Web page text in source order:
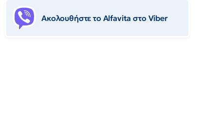
Ακολουθήστε το Αlfavita στο Viber